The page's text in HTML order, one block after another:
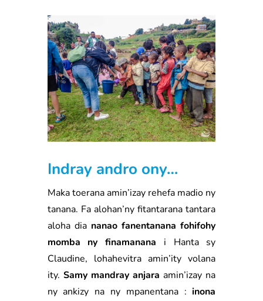
Indray andro ony…
Maka toerana amin’izay rehefa madio ny
tanana. Fa alohan’ny fitantarana tantara
aloha dia nanao fanentanana fohifohy
momba ny finamanana i Hanta sy
Claudine, lohahevitra amin’ity volana
ity. Samy mandray anjara amin’izay na
ny ankizy na ny mpanentana :inona